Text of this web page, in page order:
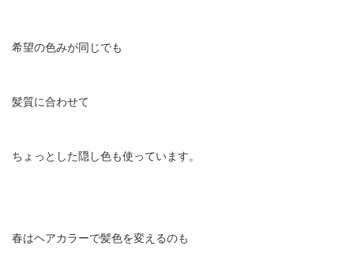
希望の色みが同じでも
髪質に合わせて
ちょっとした隠し色も使っています。
春はヘアカラーで髪色を変えるのも